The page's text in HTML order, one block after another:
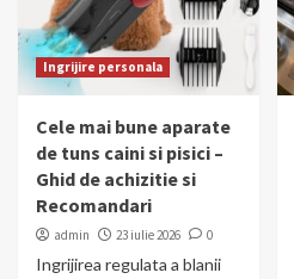
Ingrijire personala
Cele mai bune aparate
de tuns caini si pisici –
Ghid de achizitie si
Recomandari
admin 23 iulie 2026 0
Ingrijirea regulata a blanii